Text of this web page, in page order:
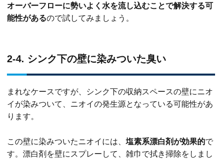
オーバーフローに勢いよく水を流し込むことで解決する可
能性があるので試してみましょう。
2-4. シンク下の壁に染みついた臭い
まれなケースですが、シンク下の収納スペースの壁にニオ
イが染みついて、ニオイの発生源となっている可能性があ
ります。
この壁に染みついたニオイには、 塩素系漂白剤が効果的で
す。漂白剤を壁にスプレーして、雑巾で拭き掃除をしまし